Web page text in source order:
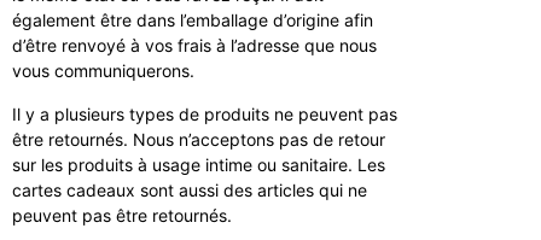
également être dans l’emballage d’origine afin
d’être renvoyé à vos frais à l’adresse que nous
vous communiquerons.
Il y a plusieurs types de produits ne peuvent pas
être retournés. Nous n’acceptons pas de retour
sur les produits à usage intime ou sanitaire. Les
cartes cadeaux sont aussi des articles qui ne
peuvent pas être retournés.